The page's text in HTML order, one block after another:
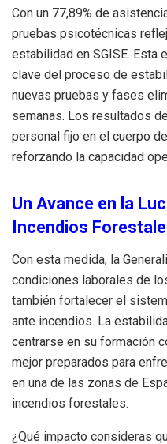
Con un 77,89% de
pruebas psicotécnicas
estabilidad en SGISE. Esta
clave del proceso de
nuevas pruebas y fases
semanas. Los resultados
personal fijo en el cuerpo
reforzando la capacidad
Un Avance en la
Incendios
Con esta medida, la
condiciones laborales de
también fortalecer el
ante incendios. La
centrarse en su formación
mejor preparados para
en una de las zonas de
incendios forestales.
¿Qué impacto consideras